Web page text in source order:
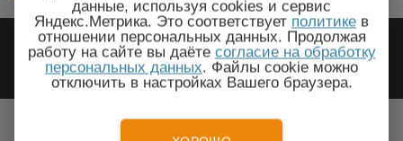
2009-2026 © ЭлектроПрогресс -
Электротехническое оборудование
Степногорск, Акмолинская область
данные, используя cookies и сервис
Яндекс.Метрика. Это соответствует политике в
отношении персональных данных. Продолжая
работу на сайте вы даёте согласие на обработку
персональных данных. Файлы cookie можно
отключить в настройках Вашего браузера.